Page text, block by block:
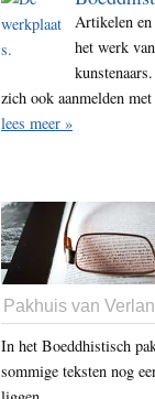
Artikelen en
het werk
zich ook aanmelden
lees meer »
Pakhuis van
In het Boeddhistisch
sommige teksten nog